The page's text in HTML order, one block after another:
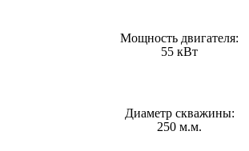
Мощность двигателя:
55 кВт
Диаметр скважины:
250 м.м.